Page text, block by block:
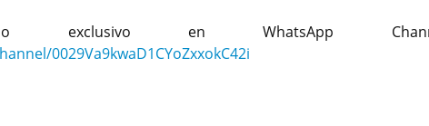
exclusivo en WhatsApp
0029Va9kwaD1CYoZxxokC42i